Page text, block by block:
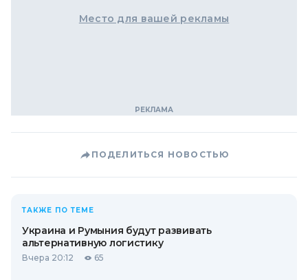
Место для вашей рекламы
ПОДЕЛИТЬСЯ НОВОСТЬЮ
ТАКЖЕ ПО ТЕМЕ
Украина и Румыния будут развивать
альтернативную логистику
Вчера 20:12 65